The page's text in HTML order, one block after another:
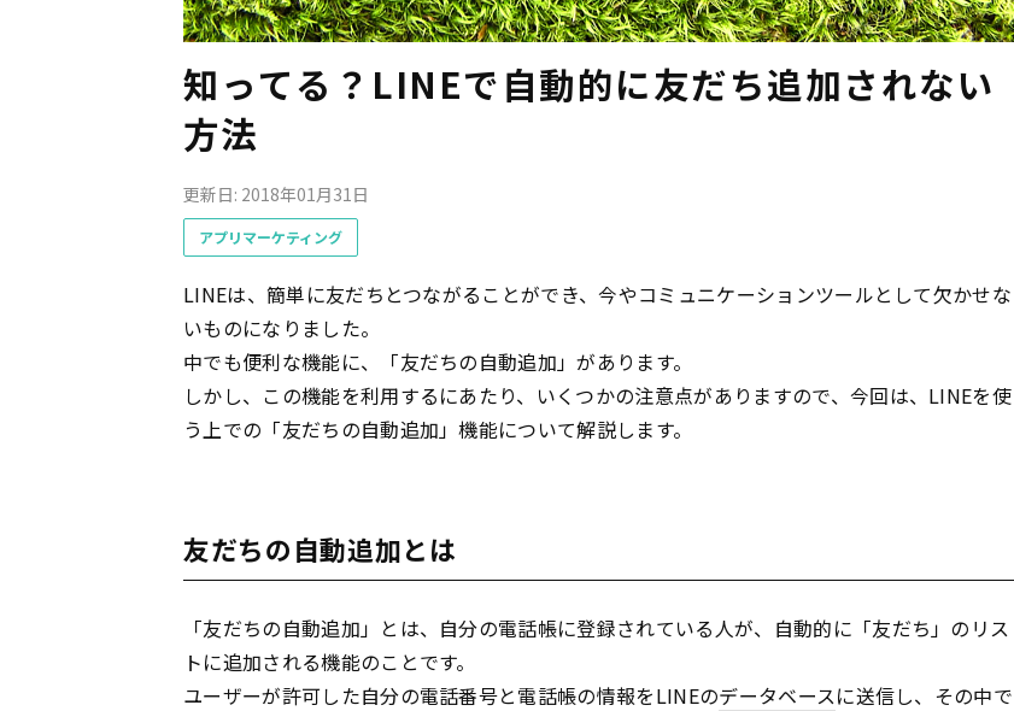
知ってる？LINEで自動的に友だち追加されない
方法
更新日: 2018年01月31日
アプリマーケティング
LINEは、簡単に友だちとつながることができ、今やコミュニケーションツールとして欠かせな
いものになりました。
中でも便利な機能に、「友だちの自動追加」があります。
しかし、この機能を利用するにあたり、いくつかの注意点がありますので、今回は、LINEを使
う上での「友だちの自動追加」機能について解説します。
友だちの自動追加とは
「友だちの自動追加」とは、自分の電話帳に登録されている人が、自動的に「友だち」のリス
トに追加される機能のことです。
ユーザーが許可した自分の電話番号と電話帳の情報をLINEのデータベースに送信し、その中で